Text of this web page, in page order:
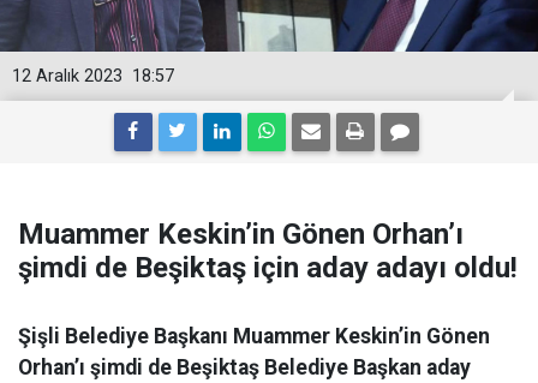
18:57
12 Aralık 2023
Muammer Keskin’in Gönen Orhan’ı
şimdi de Beşiktaş için aday adayı oldu!
Şişli Belediye Başkanı Muammer Keskin’in Gönen
Orhan’ı şimdi de Beşiktaş Belediye Başkan aday